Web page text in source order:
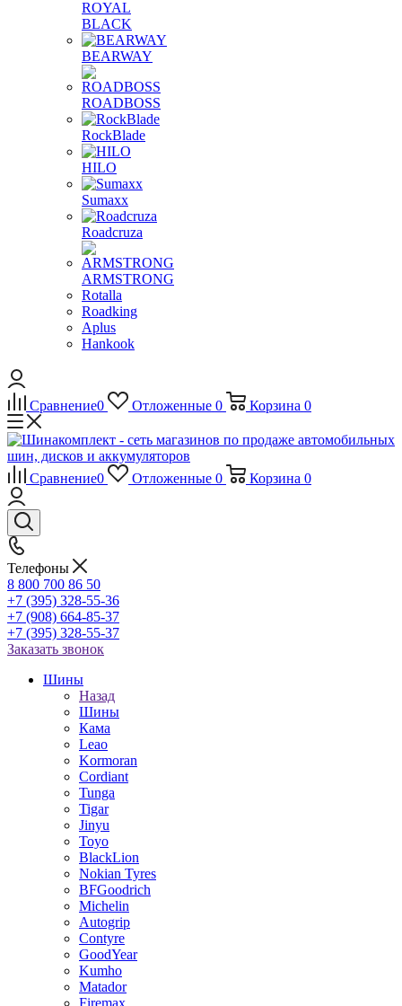
ROYAL
BLACK
BEARWAY
ROADBOSS
RockBlade
HILO
Sumaxx
Roadcruza
ARMSTRONG
Rotalla
Roadking
Aplus
Hankook
Сравнение0 Отложенные 0 Корзина 0
Сравнение0 Отложенные 0 Корзина 0
Телефоны
8 800 700 86 50
+7 (395) 328-55-36
+7 (908) 664-85-37
+7 (395) 328-55-37
Заказать звонок
Шины
Назад
Шины
Кама
Leao
Kormoran
Cordiant
Tunga
Tigar
Jinyu
Toyo
BlackLion
Nokian Tyres
BFGoodrich
Michelin
Autogrip
Contyre
GoodYear
Kumho
Matador
Firemax